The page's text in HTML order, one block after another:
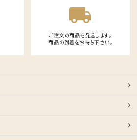
local_shipping
ご注文の商品を発送します。
商品の到着をお待ち下さい。